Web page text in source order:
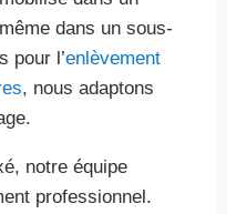
dans un sous-
pour l’enlèvement
, nous adaptons
notre équipe
professionnel.